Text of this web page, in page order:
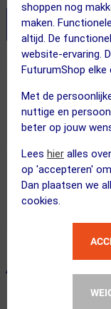
shoppen nog
maken.
altijd. De
website-ervaring.
FuturumShop elke
Met de
nuttige en
beter op jouw
Lees hier alles
op 'accepteren'
Dan plaatsen we
cookies.
Stel je
Dit product in andere
ALTERNATIEVE